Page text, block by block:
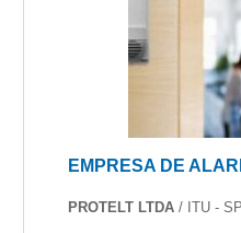
Prezando pelo que
inovações e
acesso remoto.Tudo
com os serviços e
adquiridas porque
são realizadas as
última geração. Esses
EMPRESA DE
PROTELT LTDA / ITU - SP